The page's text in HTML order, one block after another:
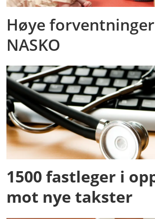
Høye
NASKO
1500 fastleger i
mot nye takster